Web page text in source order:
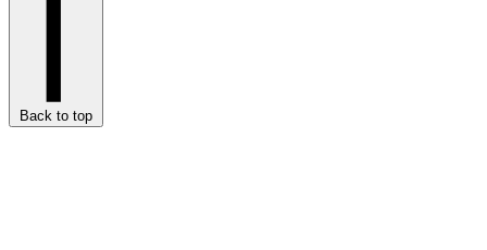
Back to top